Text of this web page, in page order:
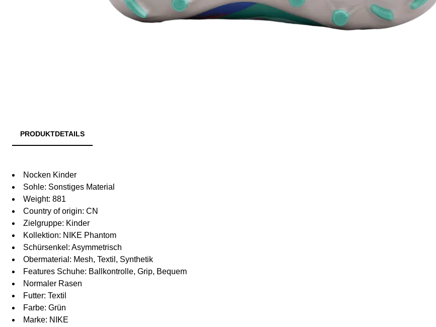
PRODUKTDETAILS
Nocken Kinder
Sohle: Sonstiges Material
Weight: 881
Country of origin: CN
Zielgruppe: Kinder
Kollektion: NIKE Phantom
Schürsenkel: Asymmetrisch
Obermaterial: Mesh, Textil, Synthetik
Features Schuhe: Ballkontrolle, Grip, Bequem
Normaler Rasen
Futter: Textil
Farbe: Grün
Marke: NIKE